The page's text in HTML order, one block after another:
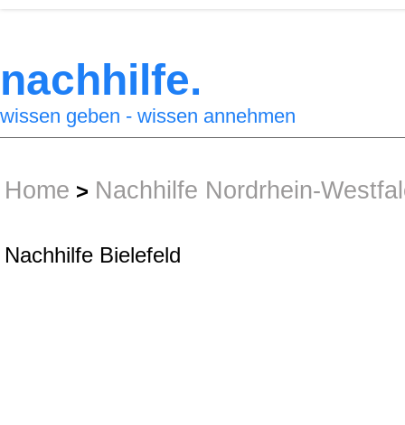
nachhilfe.
wissen geben - wissen annehmen
Home > Nachhilfe Nordrhein-
Nachhilfe Bielefeld